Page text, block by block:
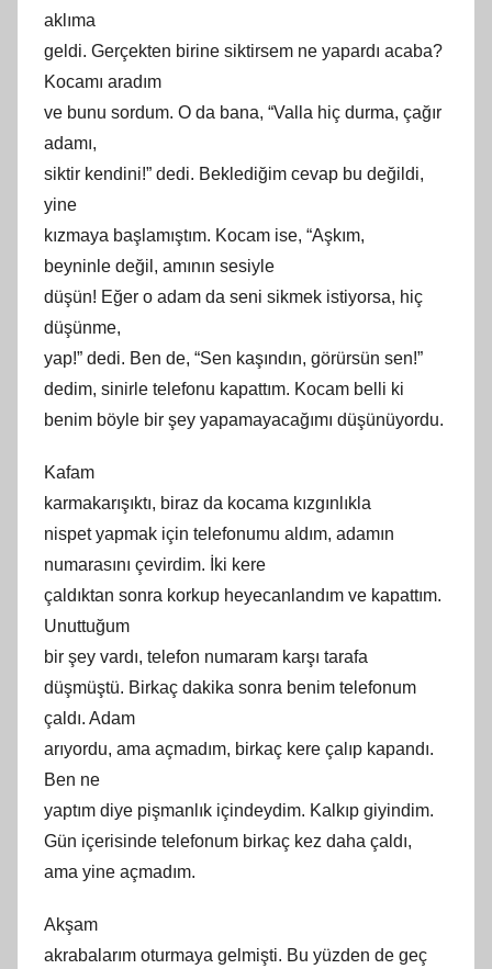
aklıma
geldi. Gerçekten birine siktirsem ne yapardı acaba?
Kocamı aradım
ve bunu sordum. O da bana, “Valla hiç durma, çağır
adamı,
siktir kendini!” dedi. Beklediğim cevap bu değildi,
yine
kızmaya başlamıştım. Kocam ise, “Aşkım,
beyninle değil, amının sesiyle
düşün! Eğer o adam da seni sikmek istiyorsa, hiç
düşünme,
yap!” dedi. Ben de, “Sen kaşındın, görürsün sen!”
dedim, sinirle telefonu kapattım. Kocam belli ki
benim böyle bir şey yapamayacağımı düşünüyordu.
Kafam
karmakarışıktı, biraz da kocama kızgınlıkla
nispet yapmak için telefonumu aldım, adamın
numarasını çevirdim. İ ki kere
çaldıktan sonra korkup heyecanlandım ve kapattım.
Unuttuğum
bir şey vardı, telefon numaram karşı tarafa
düşmüştü. Birkaç dakika sonra benim telefonum
çaldı. Adam
arıyordu, ama açmadım, birkaç kere çalıp kapandı.
Ben ne
yaptım diye pişmanlık içindeydim. Kalkıp giyindim.
Gün içerisinde telefonum birkaç kez daha çaldı,
ama yine açmadım.
Akşam
akrabalarım oturmaya gelmişti. Bu yüzden de geç